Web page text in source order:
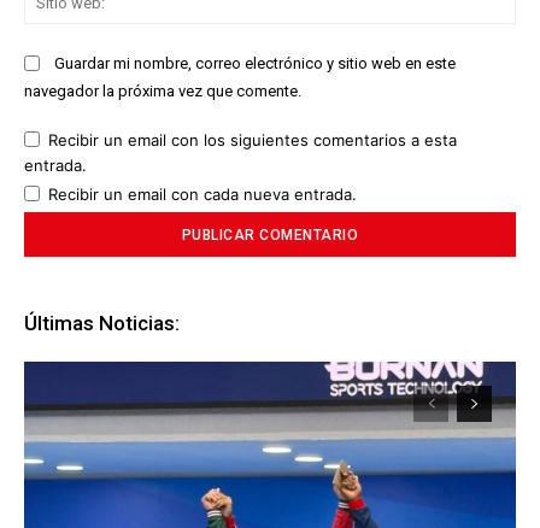
Guardar mi nombre, correo electrónico y sitio web en este
navegador la próxima vez que comente.
Recibir un email con los siguientes comentarios a esta
entrada.
Recibir un email con cada nueva entrada.
Últimas Noticias: